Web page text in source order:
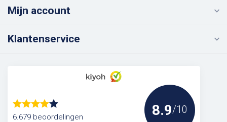
Mijn account
Klantenservice
6.679 beoordelingen 8.9/10